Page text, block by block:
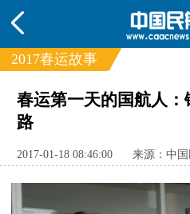
频道
头条
动态
直播 航图
2017春运故事
春运第一天的国航人
路
2017-01-18 08:46:00 来源：中国